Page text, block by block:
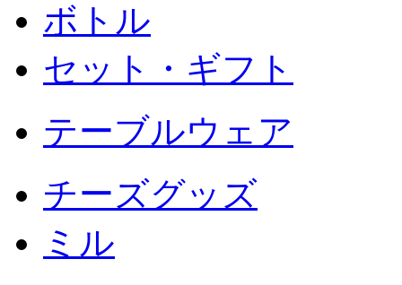
ボトル
セット・ギフト
テーブルウェア
チーズグッズ
ミル